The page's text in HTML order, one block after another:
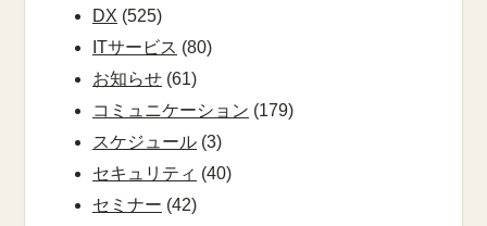
DX (525)
ITサービス (80)
お知らせ (61)
コミュニケーション (179)
スケジュール (3)
セキュリティ (40)
セミナー (42)